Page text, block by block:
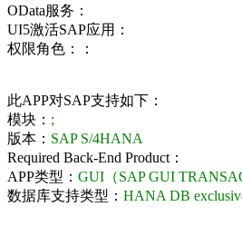
OData服务：
UI5激活SAP应用：
权限角色：：
此APP对SAP支持如下：
模块： ;
版本： SAP S/4HANA
Required Back-End Product：
APP类型： GUI（SAP GUI
数据库支持类型： HANA DB